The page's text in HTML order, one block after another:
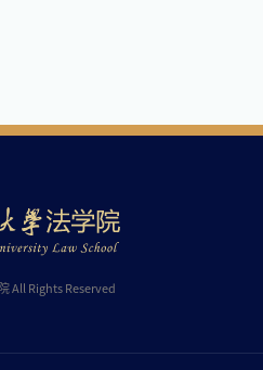
All Rights Reserved